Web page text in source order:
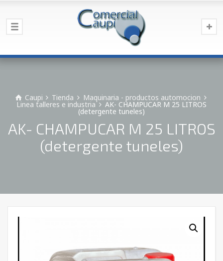
Caupi Tienda Maquinaria - productos automocion
Linea talleres e industria AK- CHAMPUCAR M 25 LITROS
(detergente tuneles)
AK- CHAMPUCAR M 25 LITROS
(detergente tuneles)